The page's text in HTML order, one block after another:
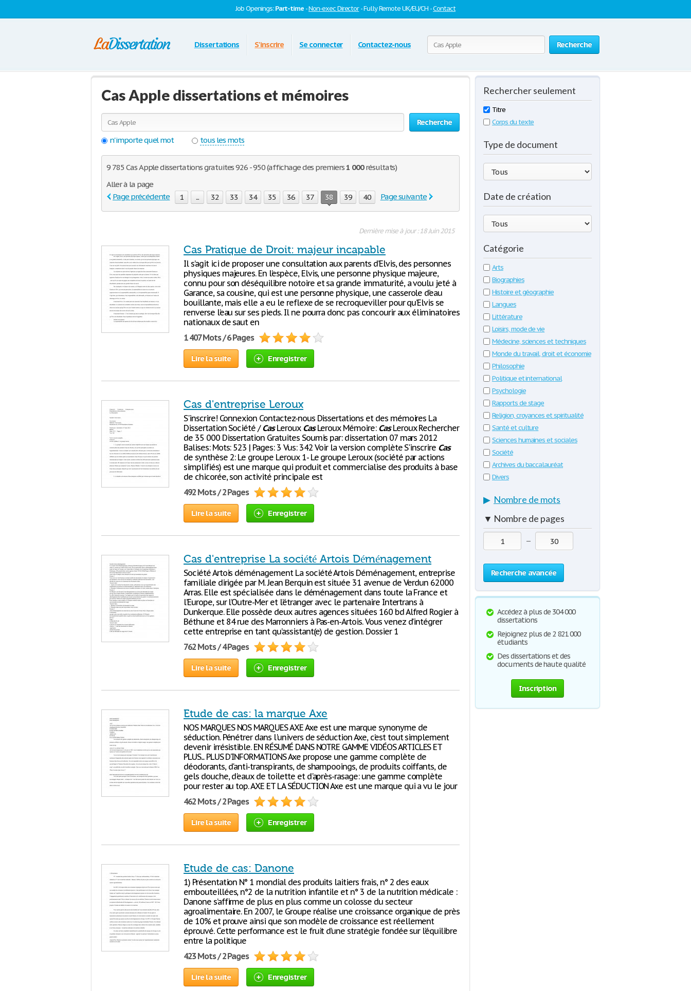
Job Openings:Part-time -Non-exec Director- Fully Remote UK/EU/CH -Contact
Recherche
Dissertations S'inscrire Se connecter Contactez-nous
Cas Apple dissertations et mémoires
Recherche
n'importe quel mot
tous les mots
9 785 Cas Apple dissertations gratuites 926 - 950 (affichage des premiers1 000résultats)
Aller à la page
Page précédente
1 ... 32 33 34 35 36 37 38 39 40 Page suivante
Dernière mise à jour : 18 Juin 2015
Cas Pratique de Droit: majeur incapable
Il s’agit ici de proposer une consultation aux parents d’Elvis, des personnes
physiques majeures. En l’espèce, Elvis, une personne physique majeure,
connu pour son déséquilibre notoire et sa grande immaturité, a voulu jeté à
Garance, sa cousine, qui est une personne physique, une casserole d’eau
bouillante, mais elle a eu le reflexe de se recroqueviller pour qu’Elvis se
renverse l’eau sur ses pieds. Il ne pourra donc pas concourir aux éliminatoires
nationaux de saut en
1 407 Mots / 6 Pages
Lire la suite Enregistrer
Cas d'entreprise Leroux
S'inscrire! Connexion Contactez-nous Dissertations et des mémoires La
Dissertation Société /CasLeroux CasLeroux Mémoire: CasLeroux Rechercher
de 35 000 Dissertation Gratuites Soumis par: dissertation 07 mars 2012
Balises: Mots: 523 | Pages: 3 Vus: 342 Voir la version complète S'inscrire Cas
de synthèse 2: Le groupe Leroux 1- Le groupe Leroux (société par actions
simplifiés) est une marque qui produit et commercialise des produits à base
de chicorée, son activité principale est
492 Mots / 2 Pages
Lire la suite Enregistrer
Cas d'entreprise La société Artois Déménagement
Société Artois déménagement La société Artois Déménagement, entreprise
familiale dirigée par M. Jean Berquin est située 31 avenue de Verdun 62000
Arras. Elle est spécialisée dans le déménagement dans toute la France et
l’Europe, sur l’Outre-Mer et l’étranger avec le partenaire Intertrans à
Dunkerque. Elle possède deux autres agences situées 160 bd Alfred Rogier à
Béthune et 84 rue des Marronniers à Pas-en-Artois. Vous venez d’intégrer
cette entreprise en tant qu’assistant(e) de gestion. Dossier 1
762 Mots / 4 Pages
Lire la suite Enregistrer
Etude de cas: la marque Axe
NOS MARQUES NOS MARQUES AXE Axe est une marque synonyme de
séduction. Pénétrer dans l'univers de séduction Axe, c’est tout simplement
devenir irrésistible. EN RÉSUMÉ DANS NOTRE GAMME VIDÉOS ARTICLES ET
PLUS... PLUS D'INFORMATIONS Axe propose une gamme complète de
déodorants, d'anti-transpirants, de shampooings, de produits coiffants, de
gels douche, d'eaux de toilette et d'après-rasage: une gamme complète
pour rester au top. AXE ET LA SÉDUCTION Axe est une marque qui a vu le jour
462 Mots / 2 Pages
Lire la suite Enregistrer
Etude de cas: Danone
1) Présentation N° 1 mondial des produits laitiers frais, n° 2 des eaux
embouteillées, n°2 de la nutrition infantile et n° 3 de la nutrition médicale :
Danone s’affirme de plus en plus comme un colosse du secteur
agroalimentaire. En 2007, le Groupe réalise une croissance organique de près
de 10% et prouve ainsi que son modèle de croissance est réellement
éprouvé. Cette performance est le fruit d’une stratégie fondée sur l’équilibre
entre la politique
423 Mots / 2 Pages
Lire la suite Enregistrer
Rechercher seulement
Titre
Corps du texte
Type de document
Date de création
Catégorie
Arts
Biographies
Histoire et géographie
Langues
Littérature
Loisirs, mode de vie
Médecine, sciences et techniques
Monde du travail, droit et économie
Philosophie
Politique et international
Psychologie
Rapports de stage
Religion, croyances et spiritualité
Santé et culture
Sciences humaines et sociales
Société
Archives du baccalauréat
Divers
▶ Nombre de mots
▼ Nombre de pages
—
Recherche avancée
Accédez à plus de 304 000
dissertations
Rejoignez plus de 2 821 000
étudiants
Des dissertations et des
documents de haute qualité
Inscription